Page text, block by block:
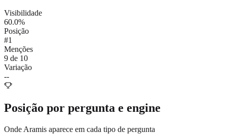
Visibilidade
60.0%
Posição
#1
Menções
9 de 10
Variação
--
Posição por pergunta e engine
Onde Aramis aparece em cada tipo de pergunta